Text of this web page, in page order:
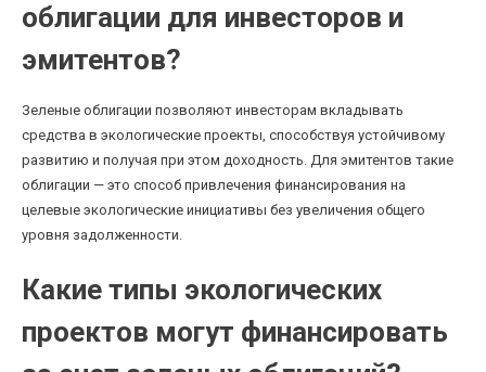
облигации для инвесторов и
эмитентов?
Зеленые облигации позволяют инвесторам вкладывать
средства в экологические проекты, способствуя устойчивому
развитию и получая при этом доходность. Для эмитентов такие
облигации — это способ привлечения финансирования на
целевые экологические инициативы без увеличения общего
уровня задолженности.
Какие типы экологических
проектов могут финансировать